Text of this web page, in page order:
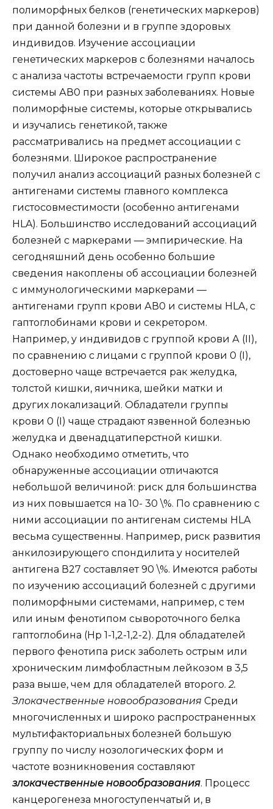
полиморфных белков (генетических маркеров)
при данной болезни и в группе здоровых
индивидов. Изучение ассоциации
генетических маркеров с болезнями началось
с анализа частоты встречаемости групп крови
системы АВ0 при разных заболеваниях. Новые
полиморфные системы, которые открывались
и изучались генетикой, также
рассматривались на предмет ассоциации с
болезнями. Широкое распространение
получил анализ ассоциаций разных болезней с
антигенами системы главного комплекса
гистосовместимости (особенно антигенами
HLA). Большинство исследований ассоциаций
болезней с маркерами — эмпирические. На
сегодняшний день особенно большие
сведения накоплены об ассоциации болезней
с иммунологическими маркерами —
антигенами групп крови АВ0 и системы HLA, с
гаптоглобинами крови и секретором.
Например, у индивидов с группой крови А (II),
по сравнению с лицами с группой крови 0 (I),
достоверно чаще встречается рак желудка,
толстой кишки, яичника, шейки матки и
других локализаций. Обладатели группы
крови 0 (I) чаще страдают язвенной болезнью
желудка и двенадцатиперстной кишки.
Однако необходимо отметить, что
обнаруженные ассоциации отличаются
небольшой величиной: риск для большинства
из них повышается на 10- 30 \%. По сравнению с
ними ассоциации по антигенам системы HLA
весьма существенны. Например, риск развития
анкилозирующего спондилита у носителей
антигена В27 составляет 90 \%. Имеются работы
по изучению ассоциаций болезней с другими
полиморфными системами, например, с тем
или иным фенотипом сывороточного белка
гаптоглобина (Нр 1-1,2-1,2-2). Для обладателей
первого фенотипа риск заболеть острым или
хроническим лимфобластным лейкозом в 3,5
раза выше, чем для обладателей второго. 2.
Злокачественные новообразования Среди
многочисленных и широко распространенных
мультифакториальных болезней большую
группу по числу нозологических форм и
частоте возникновения составляют
злокачественные новообразования. Процесс
канцерогенеза многоступенчатый и, в